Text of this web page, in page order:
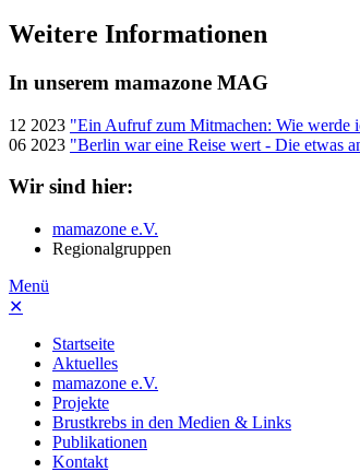
Weitere Informationen
In unserem mamazone MAG
12 2023 "Ein Aufruf zum Mitmachen: Wie werde
06 2023 "Berlin war eine Reise wert - Die etwas
Wir sind hier:
mamazone e.V.
Regionalgruppen
Menü
✕
Startseite
Aktuelles
mamazone e.V.
Projekte
Brustkrebs in den Medien & Links
Publikationen
Kontakt